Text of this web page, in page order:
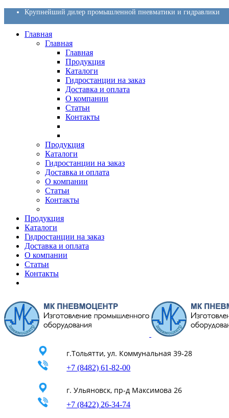
Крупнейший дилер промышленной пневматики и гидравлики
Главная
Главная
Главная
Продукция
Каталоги
Гидростанции на заказ
Доставка и оплата
О компании
Статьи
Контакты
Продукция
Каталоги
Гидростанции на заказ
Доставка и оплата
О компании
Статьи
Контакты
Продукция
Каталоги
Гидростанции на заказ
Доставка и оплата
О компании
Статьи
Контакты
г.Тольятти, ул. Коммунальная 39-28
+7 (8482) 61-82-00
г. Ульяновск, пр-д Максимова 26
+7 (8422) 26-34-74